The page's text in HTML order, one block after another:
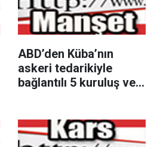
ABD’den Küba’nın
askeri tedarikiyle
bağlantılı 5 kuruluş ve 8